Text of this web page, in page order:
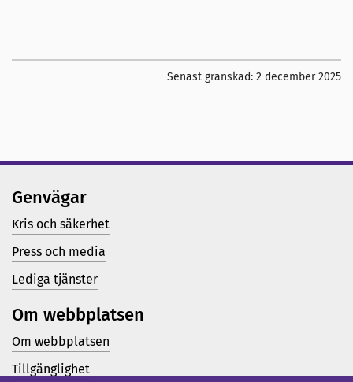
Senast granskad: 2 december 2025
Genvägar
Kris och säkerhet
Press och media
Lediga tjänster
Om webbplatsen
Om webbplatsen
Tillgänglighet